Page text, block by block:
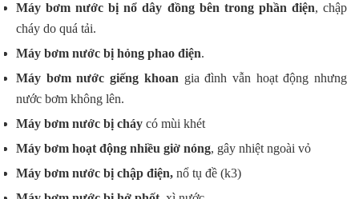
Máy bơm nước bị nổ dây đồng bên trong phần điện, chập
cháy do quá tải.
Máy bơm nước bị hỏng phao điện.
Máy bơm nước giếng khoan gia đình vẫn hoạt động nhưng
nước bơm không lên.
Máy bơm nước bị cháy có mùi khét
Máy bơm hoạt động nhiều giờ nóng, gây nhiệt ngoài vỏ
Máy bơm nước bị chập điện, nổ tụ đề (k3)